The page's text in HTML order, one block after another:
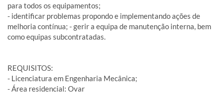
para todos os equipamentos;
- identificar problemas propondo e implementando ações de
melhoria contínua; - gerir a equipa de manutenção interna, bem
como equipas subcontratadas.
REQUISITOS:
- Licenciatura em Engenharia Mecânica;
- Área residencial: Ovar